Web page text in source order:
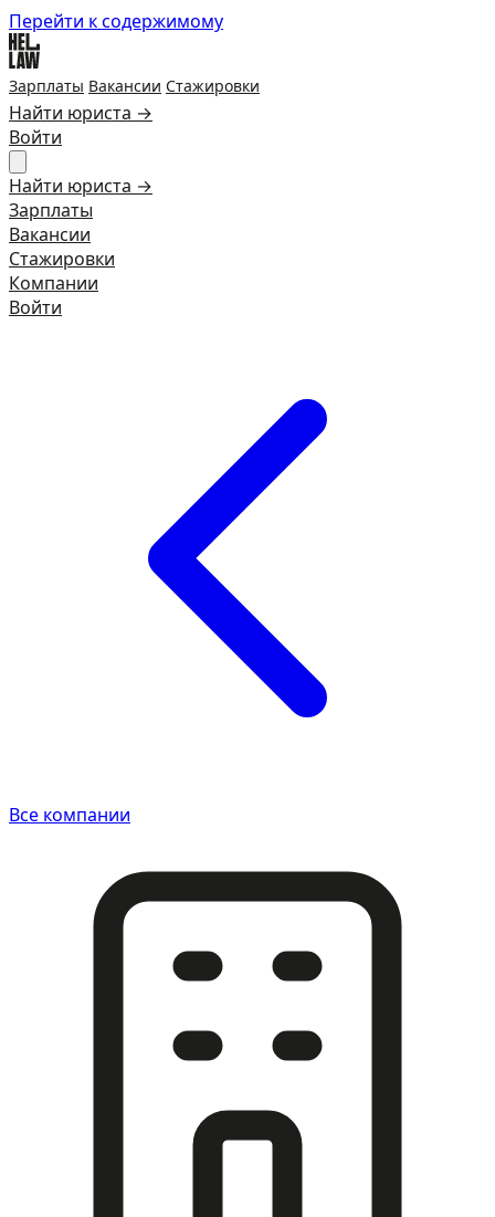
Перейти к содержимому
Зарплаты Вакансии Стажировки
Найти юриста →
Войти
Найти юриста →
Зарплаты
Вакансии
Стажировки
Компании
Войти
Все компании